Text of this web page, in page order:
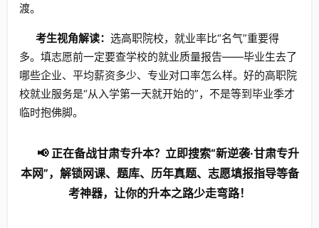
渡。
考生视角解读： 选高职院校，就业率比“名气”重要得
多。填志愿前一定要查学校的就业质量报告——毕业生去了
哪些企业、平均薪资多少、专业对口率怎么样。好的高职院
校就业服务是“从入学第一天就开始的”，不是等到毕业季才
临时抱佛脚。
📢 正在备战甘肃专升本？立即搜索“新逆袭·甘肃专升
本网”，解锁网课、题库、历年真题、志愿填报指导等备
考神器，让你的升本之路少走弯路！